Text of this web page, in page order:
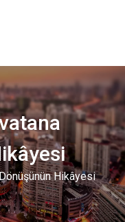
Hikâyesi